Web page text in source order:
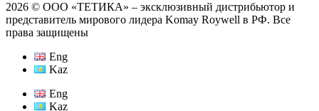
2026 © ООО «ТЕТИКА» ‒ эксклюзивный дистрибьютор и
представитель мирового лидера Komay Roywell в РФ. Все
права защищены
Eng
Kaz
Eng
Kaz